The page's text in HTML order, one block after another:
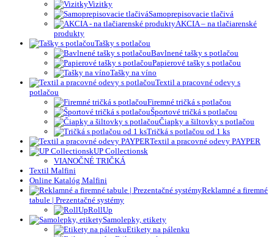
Vizitky
Samoprepisovacie tlačivá
AKCIA – na tlačiarenské
produkty
Tašky s potlačou
Bavlnené tašky s potlačou
Papierové tašky s potlačou
Tašky na víno
Textil a pracovné odevy s
potlačou
Firemné tričká s potlačou
Športové tričká s potlačou
Čiapky a šiltovky s potlačou
Tričká s potlačou od 1 ks
Textil a pracovné odevy PAYPER
UP Collectionsk
VIANOČNÉ TRIČKÁ
Textil Malfini
Online Katalóg Malfini
Reklamné a firemné
tabule | Prezentačné systémy
RollUp
Samolepky, etikety
Etikety na pálenku